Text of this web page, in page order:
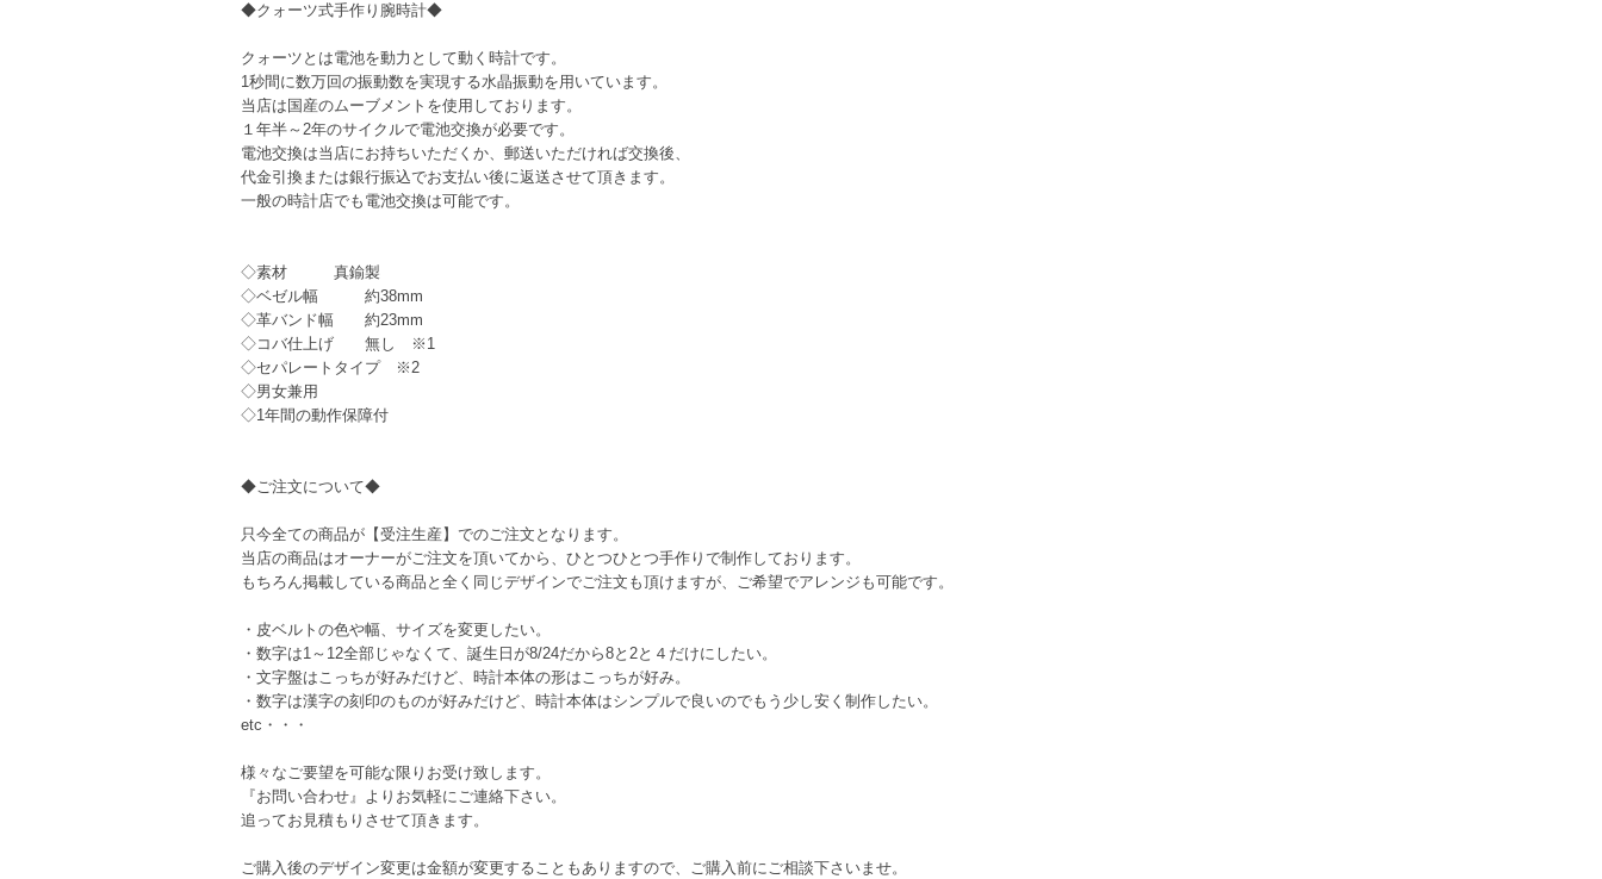
◆クォーツ式手作り腕時計◆
クォーツとは電池を動力として動く時計です。
1秒間に数万回の振動数を実現する水晶振動を用いています。
当店は国産のムーブメントを使用しております。
１年半～2年のサイクルで電池交換が必要です。
電池交換は当店にお持ちいただくか、郵送いただければ交換後、
代金引換または銀行振込でお支払い後に返送させて頂きます。
一般の時計店でも電池交換は可能です。
◇素材 真鍮製
◇ベゼル幅 約38mm
◇革バンド幅 約23mm
◇コバ仕上げ 無し ※1
◇セパレートタイプ ※2
◇男女兼用
◇1年間の動作保障付
◆ご注文について◆
只今全ての商品が【受注生産】でのご注文となります。
当店の商品はオーナーがご注文を頂いてから、ひとつひとつ手作りで制作しております。
もちろん掲載している商品と全く同じデザインでご注文も頂けますが、ご希望でアレンジも可能です。
・皮ベルトの色や幅、サイズを変更したい。
・数字は1～12全部じゃなくて、誕生日が8/24だから8と2と４だけにしたい。
・文字盤はこっちが好みだけど、時計本体の形はこっちが好み。
・数字は漢字の刻印のものが好みだけど、時計本体はシンプルで良いのでもう少し安く制作したい。
etc・・・
様々なご要望を可能な限りお受け致します。
『お問い合わせ』よりお気軽にご連絡下さい。
追ってお見積もりさせて頂きます。
ご購入後のデザイン変更は金額が変更することもありますので、ご購入前にご相談下さいませ。